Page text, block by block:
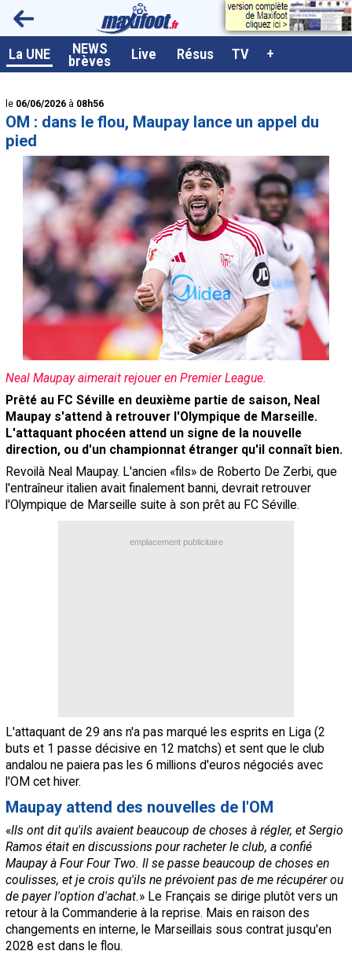
La UNE NEWS
brèves Live Résus TV +
<
le 06/06/2026 à 08h56
OM : dans le flou, Maupay lance un appel du
pied
Neal Maupay aimerait rejouer en Premier League.
Prêté au FC Séville en deuxième partie de saison, Neal
Maupay s'attend à retrouver l'Olympique de Marseille.
L'attaquant phocéen attend un signe de la nouvelle
direction, ou d'un championnat étranger qu'il connaît bien.
Revoilà Neal Maupay. L'ancien «fils» de Roberto De Zerbi, que
l'entraîneur italien avait finalement banni, devrait retrouver
l'Olympique de Marseille suite à son prêt au FC Séville.
emplacement publicitaire
L'attaquant de 29 ans n'a pas marqué les esprits en Liga (2
buts et 1 passe décisive en 12 matchs) et sent que le club
andalou ne paiera pas les 6 millions d'euros négociés avec
l'OM cet hiver.
Maupay attend des nouvelles de l'OM
«Ils ont dit qu'ils avaient beaucoup de choses à régler, et Sergio
Ramos était en discussions pour racheter le club, a confié
Maupay à Four Four Two. Il se passe beaucoup de choses en
coulisses, et je crois qu'ils ne prévoient pas de me récupérer ou
de payer l'option d'achat.» Le Français se dirige plutôt vers un
retour à la Commanderie à la reprise. Mais en raison des
changements en interne, le Marseillais sous contrat jusqu'en
2028 est dans le flou.
A la UNE
Live / Matchs en direct
Résultats et Classements
Class. buteurs européens
Programme TV foot
Vidéos
Sondages
Tableau transferts L1
Taille de la police
Paramètrages / Options
Contact / Signaler un bug
Recrutement Maxifoot
Mentions légales
site web Maxifoot.fr